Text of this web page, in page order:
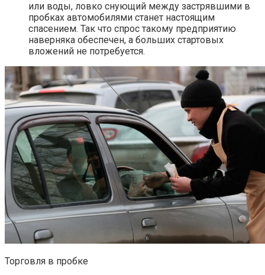
или воды, ловко снующий между застрявшими в
пробках автомобилями станет настоящим
спасением. Так что спрос такому предприятию
наверняка обеспечен, а больших стартовых
вложений не потребуется.
Торговля в пробке